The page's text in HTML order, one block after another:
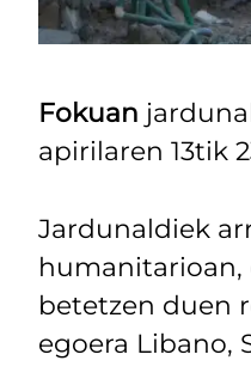
Fokuan
apirilaren 13tik
Jardunaldiek
betetzen duen
egoera Libano,